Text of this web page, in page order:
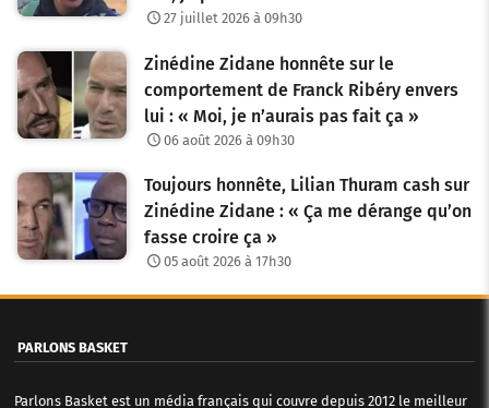
27 juillet 2026 à 09h30
Zinédine Zidane honnête sur le
comportement de Franck Ribéry envers
lui : « Moi, je n’aurais pas fait ça »
06 août 2026 à 09h30
Toujours honnête, Lilian Thuram cash sur
Zinédine Zidane : « Ça me dérange qu’on
fasse croire ça »
05 août 2026 à 17h30
PARLONS BASKET
Parlons Basket est un média français qui couvre depuis 2012 le meilleur